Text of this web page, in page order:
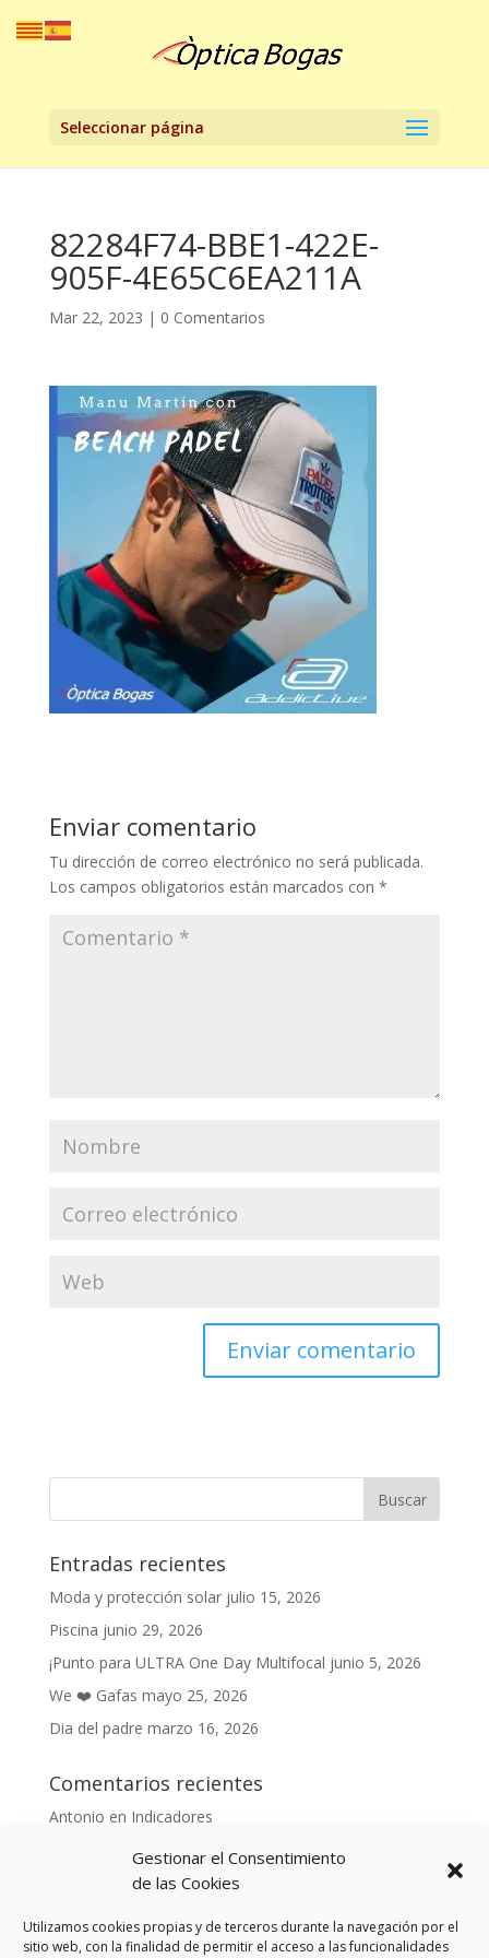
Gestionar el Consentimiento
de las Cookies
Utilizamos cookies propias y de terceros durante la navegación por el
sitio web, con la finalidad de permitir el acceso a las funcionalidades
Seleccionar página
82284F74-BBE1-422E-
905F-4E65C6EA211A
Mar 22, 2023 | 0 Comentarios
Enviar comentario
Tu dirección de correo electrónico no será publicada.
Los campos obligatorios están marcados con *
Entradas recientes
Moda y protección solar julio 15, 2026
Piscina junio 29, 2026
¡Punto para ULTRA One Day Multifocal junio 5, 2026
We ❤️ Gafas mayo 25, 2026
Dia del padre marzo 16, 2026
Comentarios recientes
Antonio en Indicadores
enIndicadores
enDe cara al buen tiempo